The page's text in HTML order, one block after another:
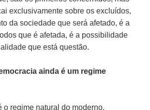
exclusivamente sobre os excluídos,
da sociedade que será afetado, é a
que é afetada, é a possibilidade
que está questão.
ainda é um regime
o regime natural do moderno.